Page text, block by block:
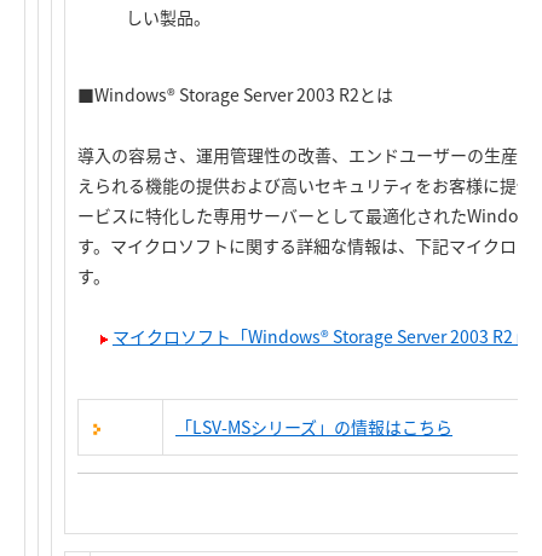
しい製品。
■Windows® Storage Server 2003 R2とは
導入の容易さ、運用管理性の改善、エンドユーザーの生産
えられる機能の提供および高いセキュリティをお客様に提
ービスに特化した専用サーバーとして最適化された
す。マイクロソフトに関する詳細な情報は、下記マイクロ
す。
マイクロソフト「Windows® Storage Server 2003 R2」
「LSV-MSシリーズ」の情報はこちら